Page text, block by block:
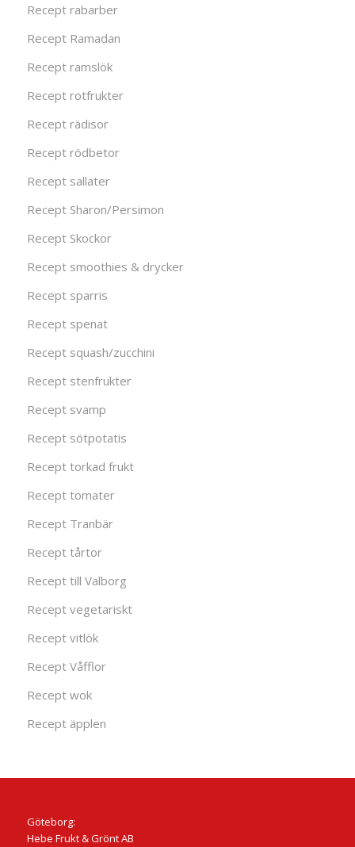
Recept rabarber
Recept Ramadan
Recept ramslök
Recept rotfrukter
Recept rädisor
Recept rödbetor
Recept sallater
Recept Sharon/Persimon
Recept Skockor
Recept smoothies & drycker
Recept sparris
Recept spenat
Recept squash/zucchini
Recept stenfrukter
Recept svamp
Recept sötpotatis
Recept torkad frukt
Recept tomater
Recept Tranbär
Recept tårtor
Recept till Valborg
Recept vegetariskt
Recept vitlök
Recept Våfflor
Recept wok
Recept äpplen
Göteborg:
Hebe Frukt & Grönt AB